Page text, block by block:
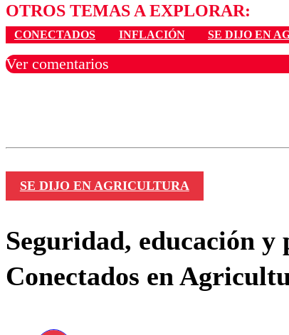
OTROS TEMAS A EXPLORAR:
CONECTADOS INFLACIÓN SE DIJO EN
Ver comentarios
SE DIJO EN AGRICULTURA
Seguridad, educación y
Conectados en